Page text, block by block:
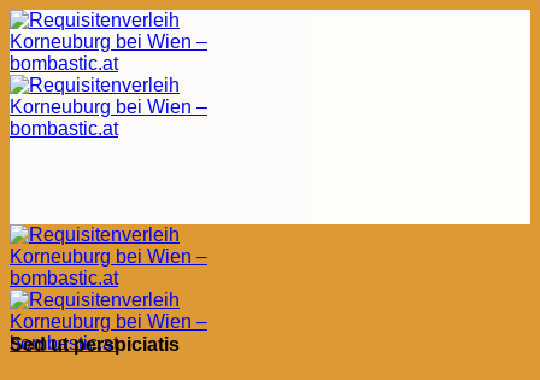
Zum
Inhalt
springen
Sed ut perspiciatis